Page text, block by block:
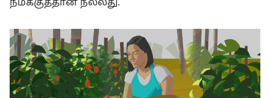
நமக்குத்தான் நல்லது.